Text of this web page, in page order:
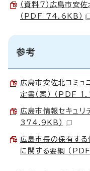
（資料7）広島市安
（PDF 74.6KB）
参考
広島市安佐北コミュ
定書（案） （PDF
広島市情報セキュリ
374.9KB）
広島市長の保有す
に関する要綱 （